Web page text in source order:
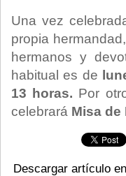
Una vez
propia
hermanos y
habitual es de
13 horas. Por
celebrará Misa de
Descargar artículo